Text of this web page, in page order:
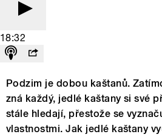
18:32
Podzim je dobou kaštanů.
zná každý, jedlé kaštany si své
stále hledají, přestože se
vlastnostmi. Jak jedlé kaštany